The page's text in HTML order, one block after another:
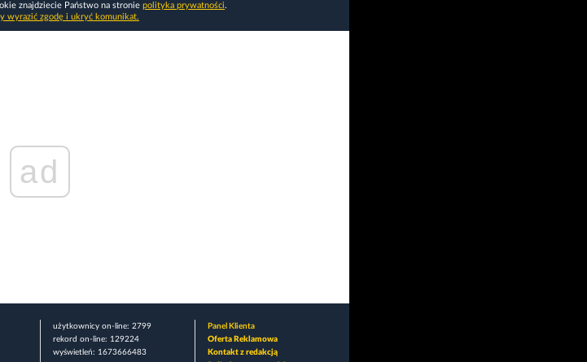
znajdziecie Państwo na stronie polityka prywatności.
wyrazić zgodę i ukryć komunikat.
ad
użytkownicy on-line: 2799
rekord on-line: 129224
wyświetleń: 1673666483
Panel Klienta
Oferta Reklamowa
Kontakt z redakcją